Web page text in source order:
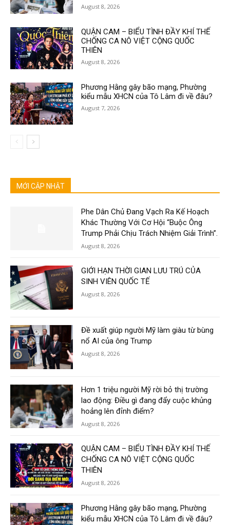
August 8, 2026
QUẬN CAM – BIỂU TÌNH ĐẦY KHÍ THẾ
CHỐNG CA NÔ VIỆT CỘNG QUỐC
THIÊN
August 8, 2026
Phương Hằng gây bão mạng, Phường
kiểu mẫu XHCN của Tô Lâm đi về đâu?
August 7, 2026
MỚI CẬP NHẬT
Phe Dân Chủ Đang Vạch Ra Kế Hoạch
Khác Thường Với Cơ Hội “Buộc Ông
Trump Phải Chịu Trách Nhiệm Giải Trình”.
August 8, 2026
GIỚI HẠN THỜI GIAN LƯU TRÚ CỦA
SINH VIÊN QUỐC TẾ
August 8, 2026
Đề xuất giúp người Mỹ làm giàu từ bùng
nổ AI của ông Trump
August 8, 2026
Hơn 1 triệu người Mỹ rời bỏ thị trường
lao động: Điều gì đang đẩy cuộc khủng
hoảng lên đỉnh điểm?
August 8, 2026
QUẬN CAM – BIỂU TÌNH ĐẦY KHÍ THẾ
CHỐNG CA NÔ VIỆT CỘNG QUỐC
THIÊN
August 8, 2026
Phương Hằng gây bão mạng, Phường
kiểu mẫu XHCN của Tô Lâm đi về đâu?